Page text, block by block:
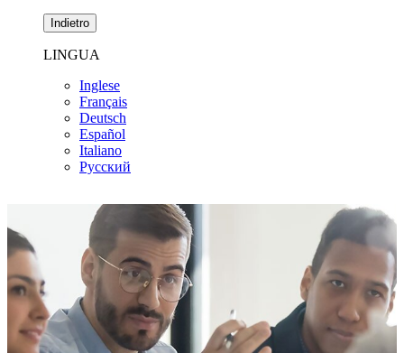
Indietro
LINGUA
Inglese
Français
Deutsch
Español
Italiano
Pусский